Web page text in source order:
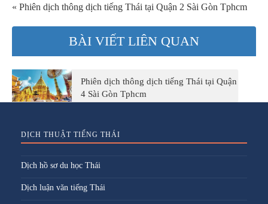
« Phiên dịch thông dịch tiếng Thái tại Quận 2 Sài Gòn Tphcm
BÀI VIẾT LIÊN QUAN
Phiên dịch thông dịch tiếng Thái tại Quận
4 Sài Gòn Tphcm
DỊCH THUẬT TIẾNG THÁI
Dịch hồ sơ du học Thái
Dịch luận văn tiếng Thái